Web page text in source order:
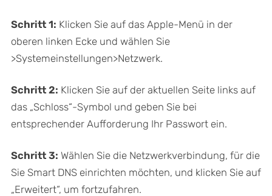
Schritt 1: Klicken Sie auf das Apple-Menü in der
oberen linken Ecke und wählen Sie
>Systemeinstellungen>Netzwerk.
Schritt 2: Klicken Sie auf der aktuellen Seite links auf
das „Schloss“-Symbol und geben Sie bei
entsprechender Aufforderung Ihr Passwort ein.
Schritt 3: Wählen Sie die Netzwerkverbindung, für die
Sie Smart DNS einrichten möchten, und klicken Sie auf
„Erweitert“, um fortzufahren.